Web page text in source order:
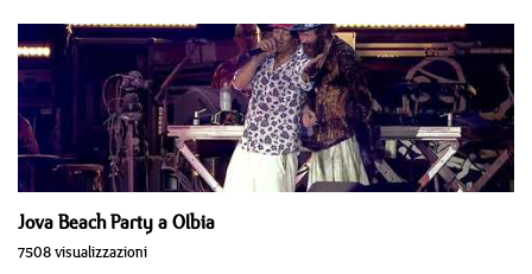
Jova Beach Party a Olbia
7508 visualizzazioni